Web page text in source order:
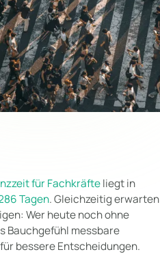
für Fachkräfteliegt in
Tagen. Gleichzeitig erwarten
Wer heute noch ohne
Bauchgefühl messbare
bessere Entscheidungen.